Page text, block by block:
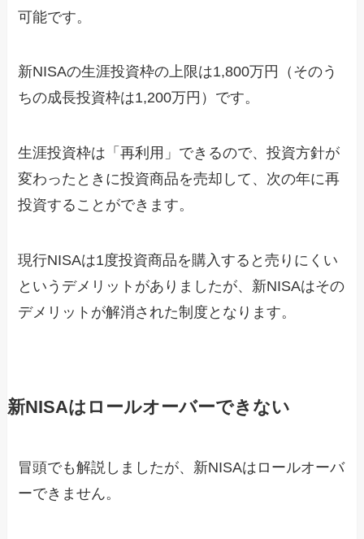
可能です。
新NISAの生涯投資枠の上限は1,800万円（そのう
ちの成長投資枠は1,200万円）です。
生涯投資枠は「再利用」できるので、投資方針が
変わったときに投資商品を売却して、次の年に再
投資することができます。
現行NISAは1度投資商品を購入すると売りにくい
というデメリットがありましたが、新NISAはその
デメリットが解消された制度となります。
新NISAはロールオーバーできない
冒頭でも解説しましたが、新NISAはロールオーバ
ーできません。